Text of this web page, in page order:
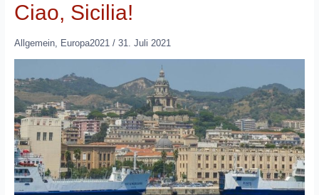
Ciao, Sicilia!
Allgemein, Europa2021/ 31. Juli 2021